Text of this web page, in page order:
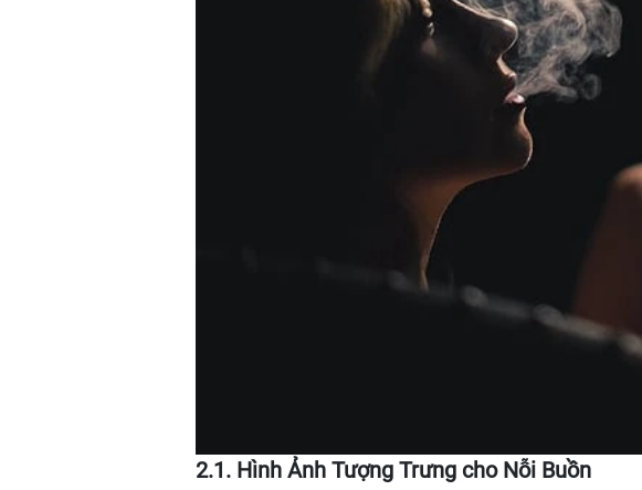
2.1. Hình Ảnh Tượng Trưng cho Nỗi Buồn